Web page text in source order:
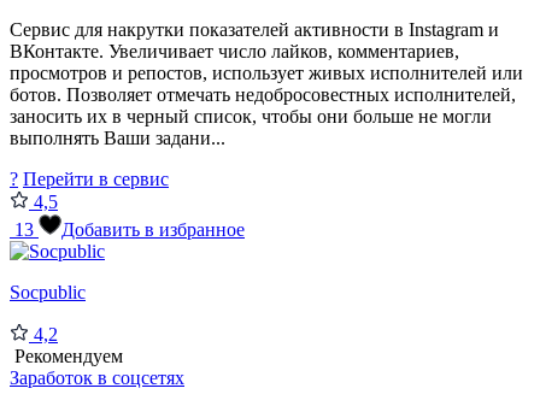
Сервис для накрутки показателей активности в Instagram и
ВКонтакте. Увеличивает число лайков, комментариев,
просмотров и репостов, использует живых исполнителей или
ботов. Позволяет отмечать недобросовестных исполнителей,
заносить их в черный список, чтобы они больше не могли
выполнять Ваши задани...
? Перейти в сервис
4,5
13
Добавить в избранное
Socpublic
4,2
Рекомендуем
Заработок в соцсетях